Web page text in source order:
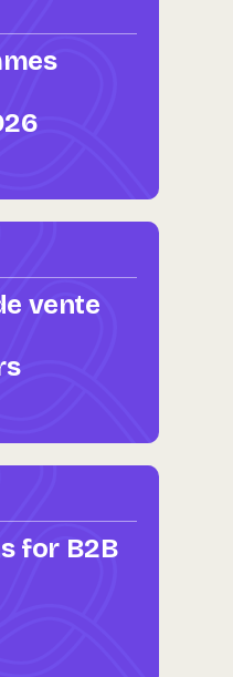
vente
for B2B